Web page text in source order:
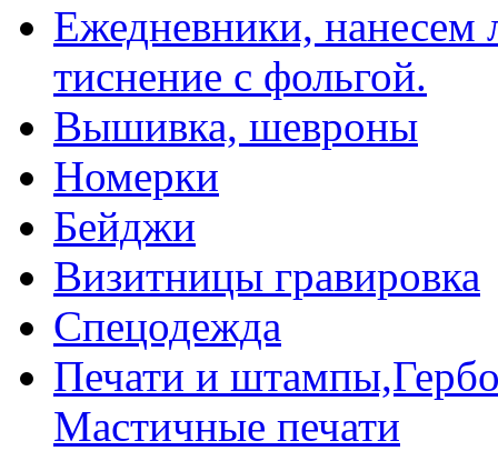
Ежедневники, нанесем
тиснение с фольгой.
Вышивка, шевроны
Номерки
Бейджи
Визитницы гравировка
Спецодежда
Печати и
Мастичные печати